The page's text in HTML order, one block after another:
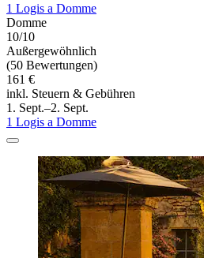
1 Logis a Domme
Domme
10/10
Außergewöhnlich
(50 Bewertungen)
161 €
inkl. Steuern & Gebühren
1. Sept.–2. Sept.
1 Logis a Domme